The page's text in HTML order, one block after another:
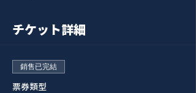
チケット詳細
銷售已完結
票券類型